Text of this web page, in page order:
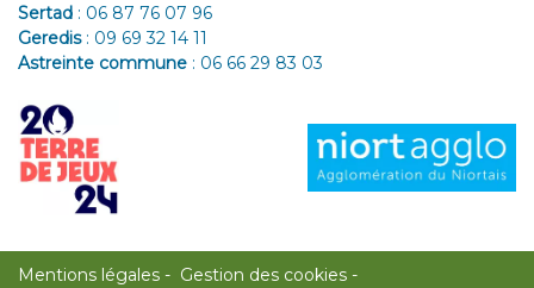
Sertad : 06 87 76 07 96
Geredis: 09 69 32 14 11
Astreinte commune : 06 66 29 83 03
Mentions légales
Gestion des cookies